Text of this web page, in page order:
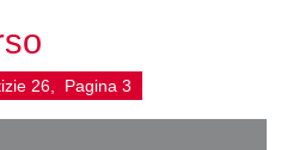
26 Pagina 3